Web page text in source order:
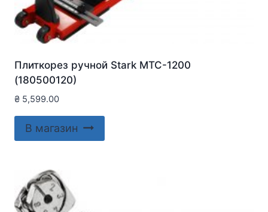
Плиткорез ручной Stark MTC-1200
(180500120)
₴ 5,599.00
В магазин